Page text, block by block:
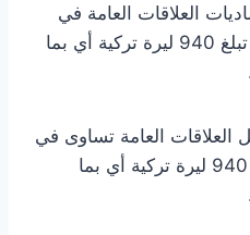
العلاقات العامة في
جامعة رجب طيب أردوغان تبلغ 940 ليرة تركية أي بما
العامة تساوى في
جامعة رجب طيب أردوغان 940 ليرة تركية أي بما